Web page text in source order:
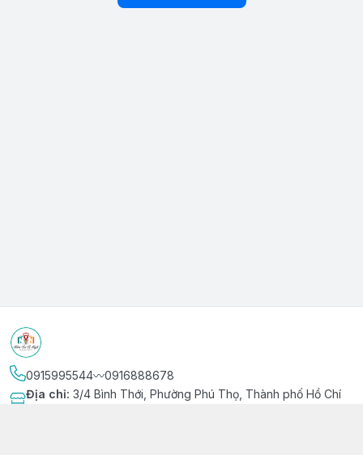
0915995544〰️0916888678
Địa chỉ: 3/4 Bình Thới, Phường Phú Thọ, Thành phố Hồ Chí